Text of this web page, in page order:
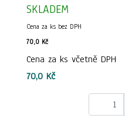
SKLADEM
Cena za ks bez DPH
70,0 Kč
Cena za ks včetně DPH
70,0 Kč